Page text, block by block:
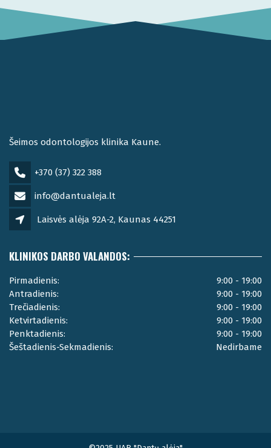
Šeimos odontologijos klinika Kaune.
+370 (37) 322 388
info@dantualeja.lt
Laisvės alėja 92A-2, Kaunas 44251
KLINIKOS DARBO VALANDOS:
Pirmadienis:
9:00 - 19:00
Antradienis:
9:00 - 19:00
Trečiadienis:
9:00 - 19:00
Ketvirtadienis:
9:00 - 19:00
Penktadienis:
9:00 - 19:00
Šeštadienis-Sekmadienis:
Nedirbame